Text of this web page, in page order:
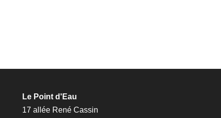
Le Point d'Eau
17 allée René Cassin